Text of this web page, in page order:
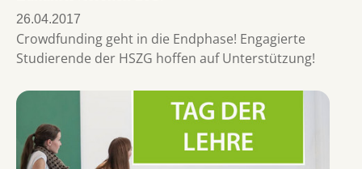
26.04.2017
Crowdfunding geht in die Endphase! Engagierte
Studierende der HSZG hoffen auf Unterstützung!